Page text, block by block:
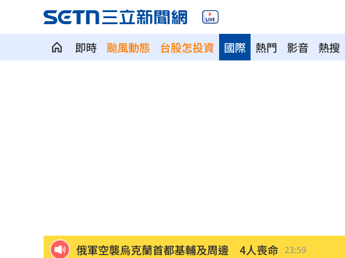
即時 颱風動態 台股怎投資 熱門 影音 熱搜
國際
俄軍空襲烏克蘭首都基輔及周邊 4人喪命 23:59